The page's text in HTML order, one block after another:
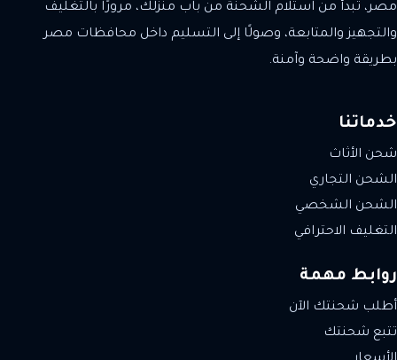
مصر، تبدأ من استلام الشحنة من باب منزلك، مرورًا بالتغليف
والتجهيز والمتابعة، وصولًا إلى التسليم داخل محافظات مصر
بطريقة واضحة وآمنة.
خدماتنا
شحن الأثاث
الشحن التجاري
الشحن الشخصي
التغليف الاحترافي
روابط مهمة
أطلب شحنتك الآن
تتبع شحنتك